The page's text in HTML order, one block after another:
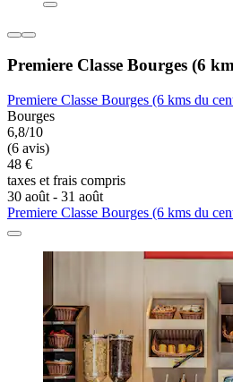
Premiere Classe Bourges (6
Premiere Classe Bourges (6 kms du
Bourges
6,8/10
(6 avis)
48 €
taxes et frais compris
30 août - 31 août
Premiere Classe Bourges (6 kms du